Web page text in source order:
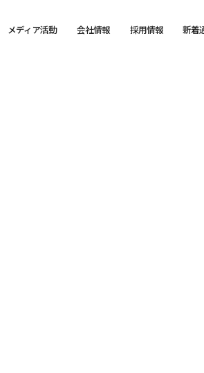
メディア活動 会社情報 採用情報 新着